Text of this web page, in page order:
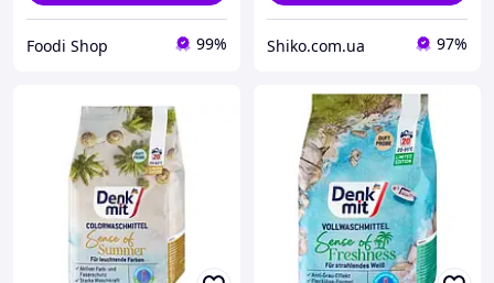
Foodi Shop 99% Shiko.com.ua 97%